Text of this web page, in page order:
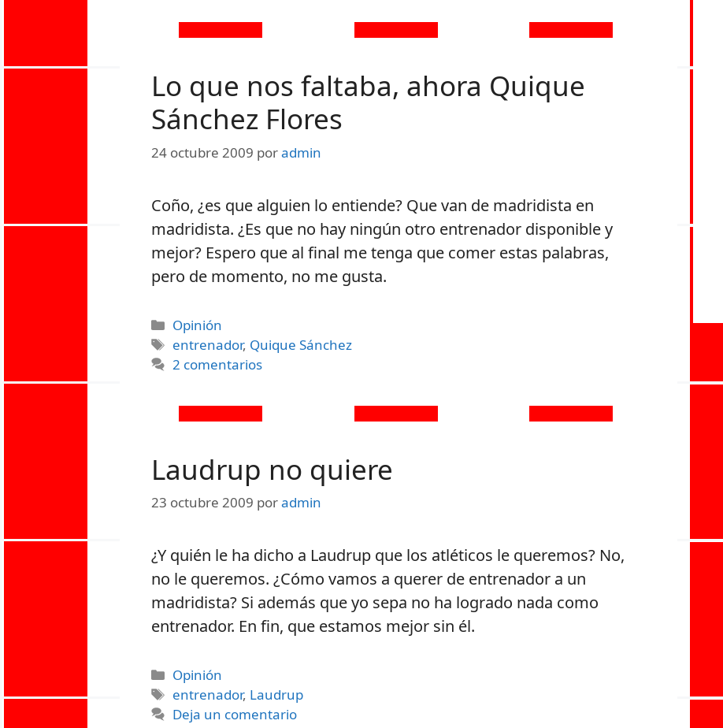
Lo que nos faltaba, ahora Quique
Sánchez Flores
24 octubre 2009 poradmin
Coño, ¿es que alguien lo entiende? Que van de madridista en
madridista. ¿Es que no hay ningún otro entrenador disponible y
mejor? Espero que al final me tenga que comer estas palabras,
pero de momento, no me gusta.
Opinión
entrenador, Quique Sánchez
2 comentarios
Laudrup no quiere
23 octubre 2009 poradmin
¿Y quién le ha dicho a Laudrup que los atléticos le queremos? No,
no le queremos. ¿Cómo vamos a querer de entrenador a un
madridista? Si además que yo sepa no ha logrado nada como
entrenador. En fin, que estamos mejor sin él.
Opinión
entrenador, Laudrup
Deja un comentario